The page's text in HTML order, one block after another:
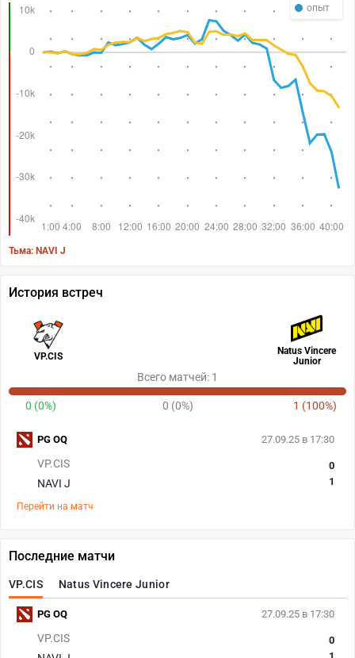
опыт
Тьма: NAVI J
История встреч
VP.CIS
Natus Vincere
Junior
Всего матчей: 1
0 (0%) 0 (0%) 1 (100%)
27.09.25 в 17:30
VP.CIS
NAVI J
0
1
Перейти на матч
PG OQ
Последние матчи
VP.CIS Natus Vincere Junior
27.09.25 в 17:30
VP.CIS
0
1
PG OQ